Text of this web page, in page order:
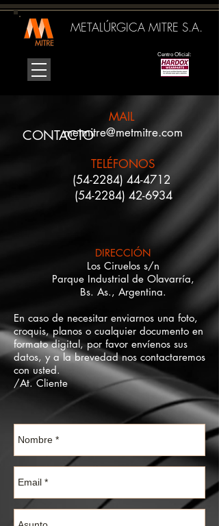
METALÚRGICA MITRE S.A.
Centro Oficial:
MAIL
metmitre@metmitre.com
TELÉFONOS
(54-2284) 44-4712
(54-2284) 42-6934
DIRECCIÓN
Los Ciruelos s/n
Parque Industrial de Olavarría,
Bs. As., Argentina.
En caso de necesitar enviarnos una foto,
croquis, planos o cualquier documento en
formato digital, por favor envíenos sus
datos, y a la brevedad nos contactaremos
con usted.
/At. Cliente
CONTACTO